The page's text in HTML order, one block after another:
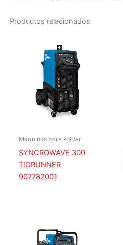
Productos relacionados
Máquinas para soldar
SYNCROWAVE 300
TIGRUNNER
907782001